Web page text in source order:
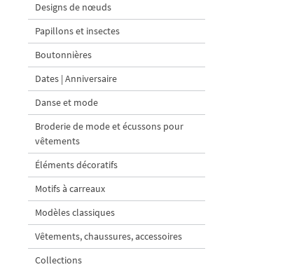
Designs de nœuds
Papillons et insectes
Boutonnières
Dates | Anniversaire
Danse et mode
Broderie de mode et écussons pour
vêtements
Éléments décoratifs
Motifs à carreaux
Modèles classiques
Vêtements, chaussures, accessoires
Collections